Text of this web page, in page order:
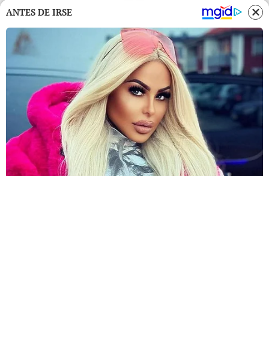
ANTES DE IRSE